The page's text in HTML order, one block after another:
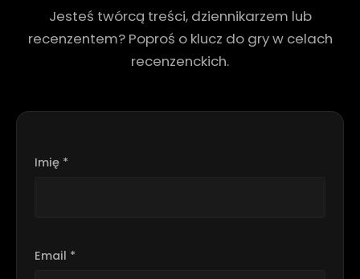
Jesteś twórcą treści, dziennikarzem lub
recenzentem? Poproś o klucz do gry w celach
recenzenckich.
Imię *
Email *